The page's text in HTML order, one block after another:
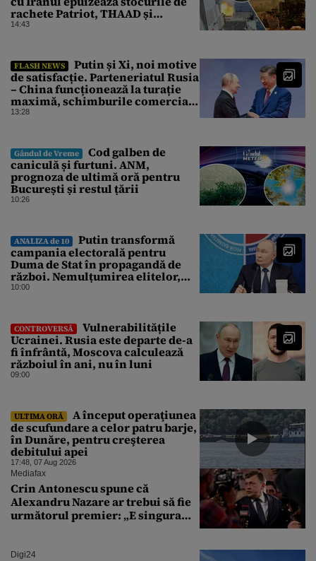
rachete Patriot, THAAD și
Tomahawk?
14:43
FLASH NEWS
Putin și Xi, noi motive
de satisfacție. Parteneriatul Rusia
– China funcționează la turație
maximă, schimburile comerciale
ating niveluri record
13:28
Gândul de Vreme
Cod galben de
caniculă și furtuni. ANM,
prognoza de ultimă oră pentru
București și restul țării
10:26
ANALIZA de 10
Putin transformă
campania electorală pentru
Duma de Stat în propagandă de
război. Nemulțumirea elitelor,
tratată cu indiferență la Kremlin
10:00
CONTROVERSĂ
Vulnerabilitățile
Ucrainei. Rusia este departe de-a
fi înfrântă, Moscova calculează
războiul în ani, nu în luni
09:00
ULTIMA ORĂ
A început operaţiunea
de scufundare a celor patru barje,
în Dunăre, pentru creşterea
debitului apei
17:48, 07 Aug 2026
Mediafax
Crin Antonescu spune că
Alexandru Nazare ar trebui să fie
următorul premier: „E singura
Digi24